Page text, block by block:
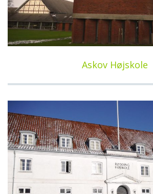
Askov Højskole